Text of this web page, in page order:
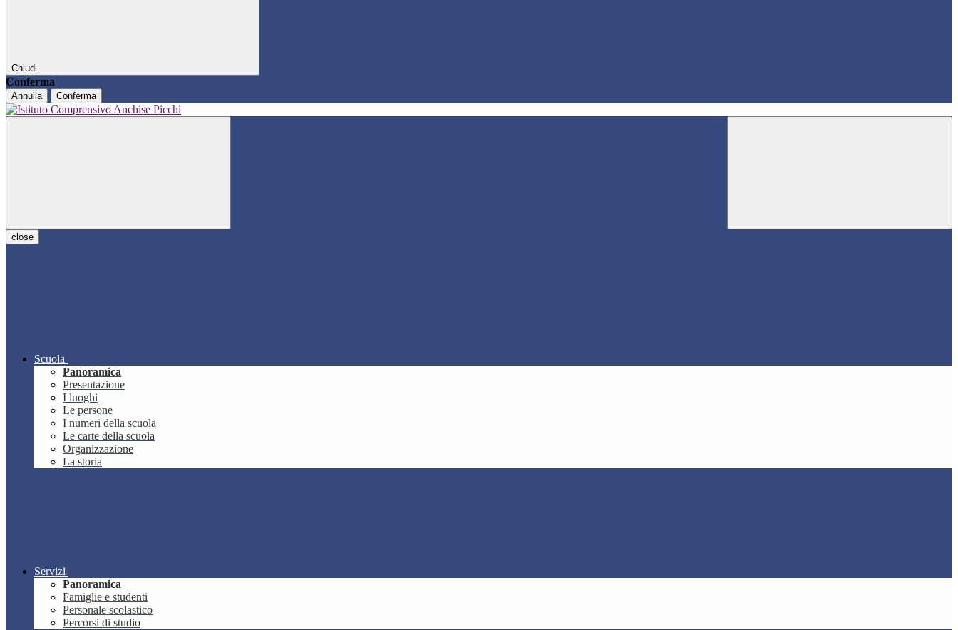
Chiudi
Conferma
Annulla Conferma
close
Scuola
Panoramica
Presentazione
I luoghi
Le persone
I numeri della scuola
Le carte della scuola
Organizzazione
La storia
Servizi
Panoramica
Famiglie e studenti
Personale scolastico
Percorsi di studio